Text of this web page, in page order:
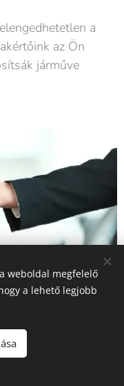
elengedhetetlen a
az Ön
járműve
alkatrészek,
weboldal megfelelő
a lehető legjobb